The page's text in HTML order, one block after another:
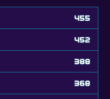
455
452
388
368